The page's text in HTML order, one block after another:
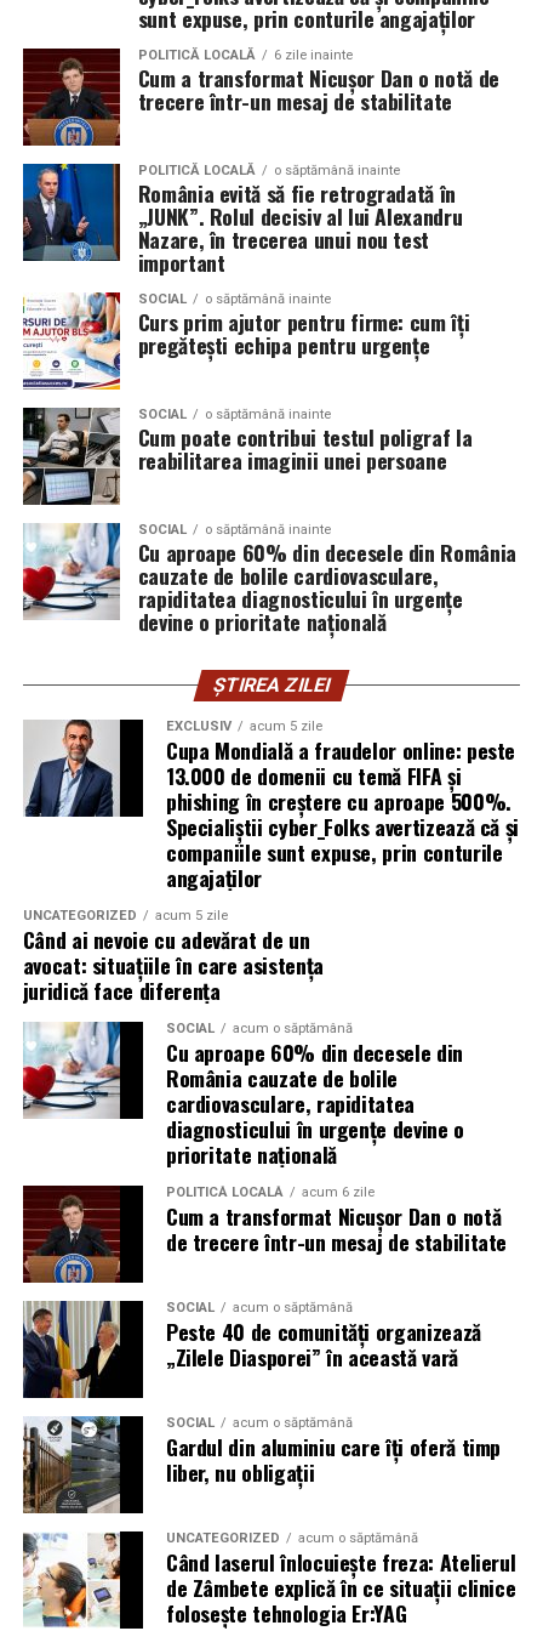
clienții. A pornit de la convingerea că oamenii cumpără
de la oameni, nu de la branduri, iar asta înseamnă că
prezența personală contează la fel de mult ca produsul.
Iuliana Gabriela Enescu
videografie cu dronă. Știe că domeniul ei este dominat
de bărbați și că vizibilitatea ei ca profesionistă este, în
sine, un argument.
Isabela Alexandruoferă servicii de consiliere de cuplu
și psihoterapie. Lucrează zilnic cu oameni care încearcă
să se înțeleagă mai bine și crede că autenticitatea
trebuie să înceapă de la ea.
Oana Teslarueste consultant financiar și expert în
investiții imobiliare. A ales să fie prezentă cu vocea ei
într-un domeniu în care credibilitatea se construiește
greu și se pierde repede.
Mirela Iacobvinde cosmetice naturale și lucrează cu
femei care vor produse în care au încredere. Prezența ei
publică este, pentru clientele ei, primul semn că brandul
Ștefania Filipeste numerolog și lucrează cu
antreprenori care vor să ia decizii mai aliniate cu ce sunt
ei cu adevărat. Alege să fie vizibilă pentru că domeniul ei
câștigă credibilitate prin oameni, nu prin concepte.
Mihaela Antocheactivează în nutriție și sănătate.
Crede că informația corectă ajunge la oamenii potriviți
doar atunci când vine de la o sursă cu chip și nume.
De ce contează vizibilitatea, nu
doar activitatea
Campania „Aleg să fiu vizibilă” (#AlegSaFiuVizibila)
este doar despre fotografie. Este despre o decizie pe
care fiecare dintre aceste femei a luat-o conștient: să nu
mai lase calitatea muncii lor să rămână un secret bine
România are sute de mii de femei antreprenor. Mulți
dintre cei care ar beneficia de serviciile lor nu le cunosc,
nu pentru că nu le caută, ci pentru că nu le găsesc.
Vizibilitatea profesională nu este vanitate. Este o parte
din afacere.
Asociația Antreprenoare.ro a construit, prin această
campanie, o arhivă de povești reale. Toate participantele
din prima rundă vor apărea pe prima pagină a
antreprenoare.rotimp de un an.
Campania #AlegSaFiuVizibila
continuă
sunt expuse, prin conturile angajaților
POLITICĂ LOCALĂ 6 zile inainte
Cum a transformat Nicușor Dan o notă de
trecere într-un mesaj de stabilitate
POLITICĂ LOCALĂ o săptămână inainte
România evită să fie retrogradată în
„JUNK”. Rolul decisiv al lui Alexandru
Nazare, în trecerea unui nou test
important
SOCIAL o săptămână inainte
Curs prim ajutor pentru firme: cum îți
pregătești echipa pentru urgențe
SOCIAL o săptămână inainte
Cum poate contribui testul poligraf la
reabilitarea imaginii unei persoane
SOCIAL o săptămână inainte
Cu aproape 60% din decesele din România
cauzate de bolile cardiovasculare,
rapiditatea diagnosticului în urgențe
devine o prioritate națională
ȘTIREA ZILEI
EXCLUSIV acum 5 zile
Cupa Mondială a fraudelor online: peste
13.000 de domenii cu temă FIFA și
phishing în creștere cu aproape 500%.
Specialiștii cyber_Folks avertizează că și
companiile sunt expuse, prin conturile
angajaților
UNCATEGORIZED acum 5 zile
Când ai nevoie cu adevărat de un
avocat: situațiile în care asistența
juridică face diferența
SOCIAL acum o săptămână
Cu aproape 60% din decesele din
România cauzate de bolile
cardiovasculare, rapiditatea
diagnosticului în urgențe devine o
prioritate națională
POLITICĂ LOCALĂ acum 6 zile
Cum a transformat Nicușor Dan o notă
de trecere într-un mesaj de stabilitate
SOCIAL acum o săptămână
Peste 40 de comunități organizează
„Zilele Diasporei” în această vară
SOCIAL acum o săptămână
Gardul din aluminiu care îți oferă timp
liber, nu obligații
UNCATEGORIZED acum o săptămână
Când laserul înlocuiește freza: Atelierul
de Zâmbete explică în ce situații clinice
folosește tehnologia Er:YAG